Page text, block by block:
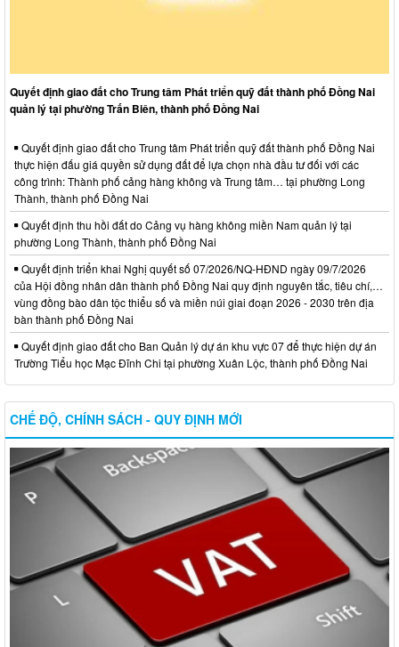
Quyết định giao đất cho Trung tâm Phát triển quỹ đất thành phố Đồng Nai
quản lý tại phường Trấn Biên, thành phố Đồng Nai
Quyết định giao đất cho Trung tâm Phát triển quỹ đất thành phố Đồng Nai
thực hiện đấu giá quyền sử dụng đất để lựa chọn nhà đầu tư đối với các
công trình: Thành phố cảng hàng không và Trung tâm… tại phường Long
Thành, thành phố Đồng Nai
Quyết định thu hồi đất do Cảng vụ hàng không miền Nam quản lý tại
phường Long Thành, thành phố Đồng Nai
Quyết định triển khai Nghị quyết số 07/2026/NQ-HĐND ngày 09/7/2026
của Hội đồng nhân dân thành phố Đồng Nai quy định nguyên tắc, tiêu chí,…
vùng đồng bào dân tộc thiểu số và miền núi giai đoạn 2026 - 2030 trên địa
bàn thành phố Đồng Nai
Quyết định giao đất cho Ban Quản lý dự án khu vực 07 để thực hiện dự án
Trường Tiểu học Mạc Đĩnh Chi tại phường Xuân Lộc, thành phố Đồng Nai
CHẾ ĐỘ, CHÍNH SÁCH - QUY ĐỊNH MỚI